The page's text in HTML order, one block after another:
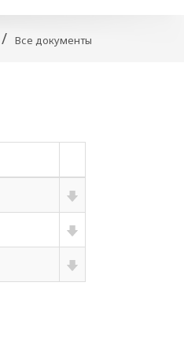
/ Все документы